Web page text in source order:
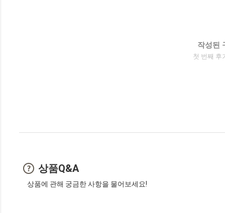
작성된
첫 번째 후
상품Q&A
상품에 관해 궁금한 사항을 물어보세요!